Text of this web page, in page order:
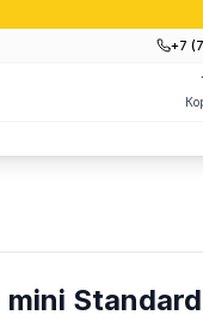
+7
Standard